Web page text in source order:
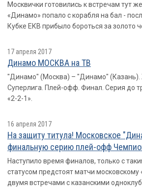
Москвички готовились к встречам тут
«Динамо» попало с корабля на бал -
Кубке ЕКВ прибыло бороться за золото
17 апреля 2017
Динамо МОСКВА на ТВ
"Динамо" (Москва) – "Динамо"
Суперлига. Плей-офф. Финал. Cерия до
«2-2-1».
16 апреля 2017
На защиту титула! Московское
финальную серию плей-офф
Наступило время финалов, только с
статусом предстоят матчи
двумя встречами с казанскими